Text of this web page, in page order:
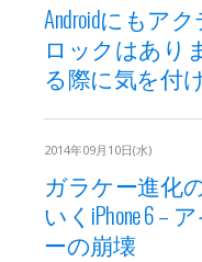
Androidにもア
ロックはあり
る際に気を付
2014年09月10日(水)
ガラケー進化
いくiPhone 6 –
ーの崩壊